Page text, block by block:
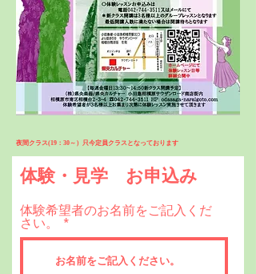
夜間クラス(19：30～）只今定員クラスとなっております
体験・見学 お申込み
体験希望者のお名前をご記入くだ
さい。